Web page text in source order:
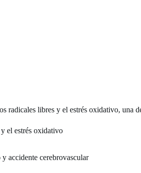
libres y el estrés oxidativo, una
el estrés oxidativo
accidente cerebrovascular